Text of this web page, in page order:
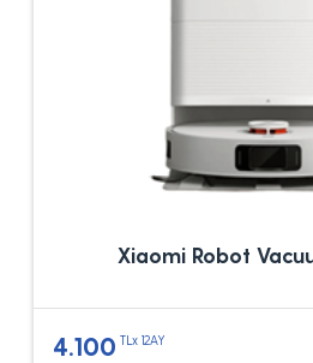
Xiaomi Robot
4.100 TLx 12AY